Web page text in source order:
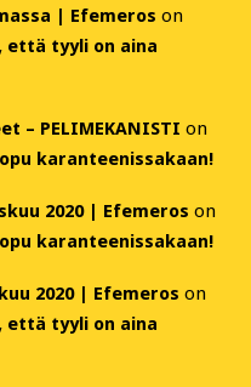
| Efemeros on
tyyli on aina
– PELIMEKANISTI on
karanteenissakaan!
2020 | Efemeros on
karanteenissakaan!
2020 | Efemeros on
tyyli on aina